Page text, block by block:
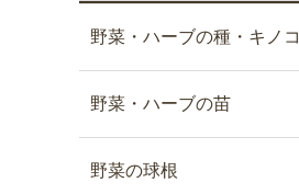
野菜・ハーブの種・キノコ
野菜・ハーブの苗
野菜の球根